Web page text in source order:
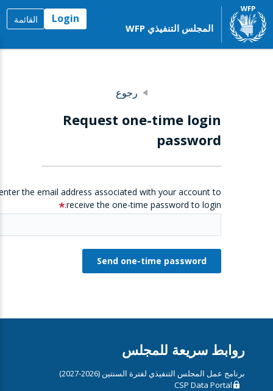
المجلس التنفيذي WFP
Login القائمة
رجوع
Request one-time login
password
the email address associated with your account to
receive the one-time password to login.
روابط سريعة للمجلس
برنامج عمل المجلس التنفيذي لفترة السنتين (2026-2027)
CSP Data Portal